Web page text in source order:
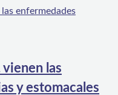
vienen las
y estomacales